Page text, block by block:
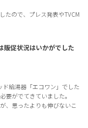
たので、プレス発表やTVCM
販促状況はいかがでした
ド給湯器「エコワン」でした
要がでてきていました。
、思ったよりも伸びないこ